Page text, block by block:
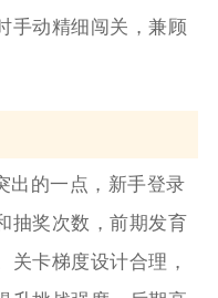
手动精细闯关，兼顾
出的一点，新手登录
抽奖次数，前期发育
关卡梯度设计合理，